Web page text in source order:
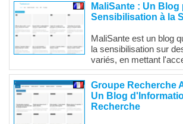
MaliSante : Un Blog
Sensibilisation à la
MaliSante est un blog
la sensibilisation sur
variés, en mettant
Groupe Recherche
Un Blog
Recherche